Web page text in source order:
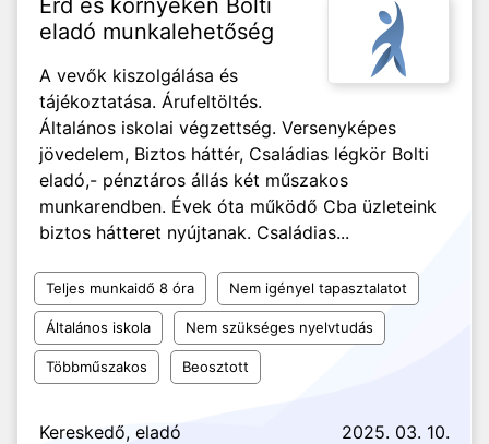
Érd és környékén Bolti
eladó munkalehetőség
A vevők kiszolgálása és
tájékoztatása. Árufeltöltés.
Általános iskolai végzettség. Versenyképes
jövedelem, Biztos háttér, Családias légkör Bolti
eladó,- pénztáros állás két műszakos
munkarendben. Évek óta működő Cba üzleteink
biztos hátteret nyújtanak. Családias...
Teljes munkaidő 8 óra Nem igényel tapasztalatot
Általános iskola Nem szükséges nyelvtudás
Többműszakos Beosztott
Kereskedő, eladó 2025. 03. 10.